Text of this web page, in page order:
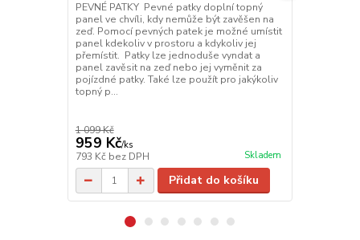
PEVNÉ PATKY Pevné patky doplní topný
panel ve chvíli, kdy nemůže být zavěšen na
zeď. Pomocí pevných patek je možné umístit
panel kdekoliv v prostoru a kdykoliv jej
přemístit. Patky lze jednoduše vyndat a
panel zavěsit na zeď nebo jej vyměnit za
pojízdné patky. Také lze použít pro jakýkoliv
topný p...
1 099 Kč
959 Kč/ks
793 Kč bez DPH Skladem
Přidat do košíku